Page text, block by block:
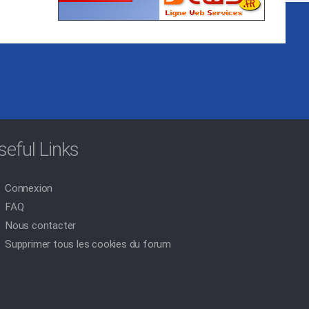
Links
Connexion
FAQ
Nous contacter
Supprimer tous les cookies du forum